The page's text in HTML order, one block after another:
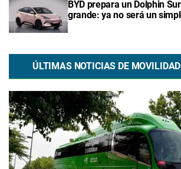
BYD prepara un Dolphin
grande: ya no será un
ÚLTIMAS NOTICIAS DE